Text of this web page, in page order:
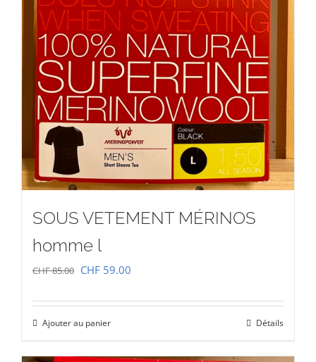
SOUS VETEMENT MÉRINOS
homme l
CHF85.00 Le
initial
était :
CHF 85.00.
CHF 59.00
actuel
CHF 59.00.
Ajouter au panier Détails